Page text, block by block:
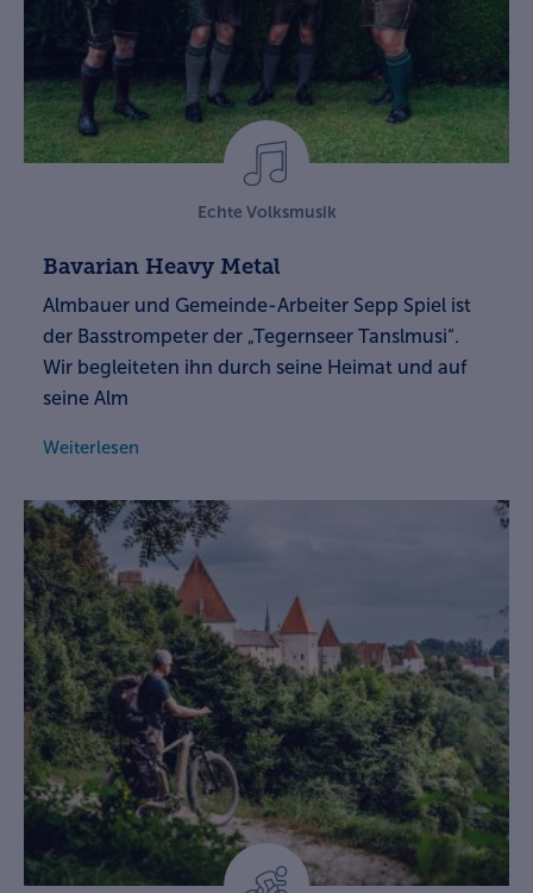
Echte Volksmusik
Bavarian Heavy Metal
Almbauer und Gemeinde-Arbeiter Sepp Spiel ist
der Basstrompeter der „Tegernseer Tanslmusi“.
Wir begleiteten ihn durch seine Heimat und auf
seine Alm
Weiterlesen